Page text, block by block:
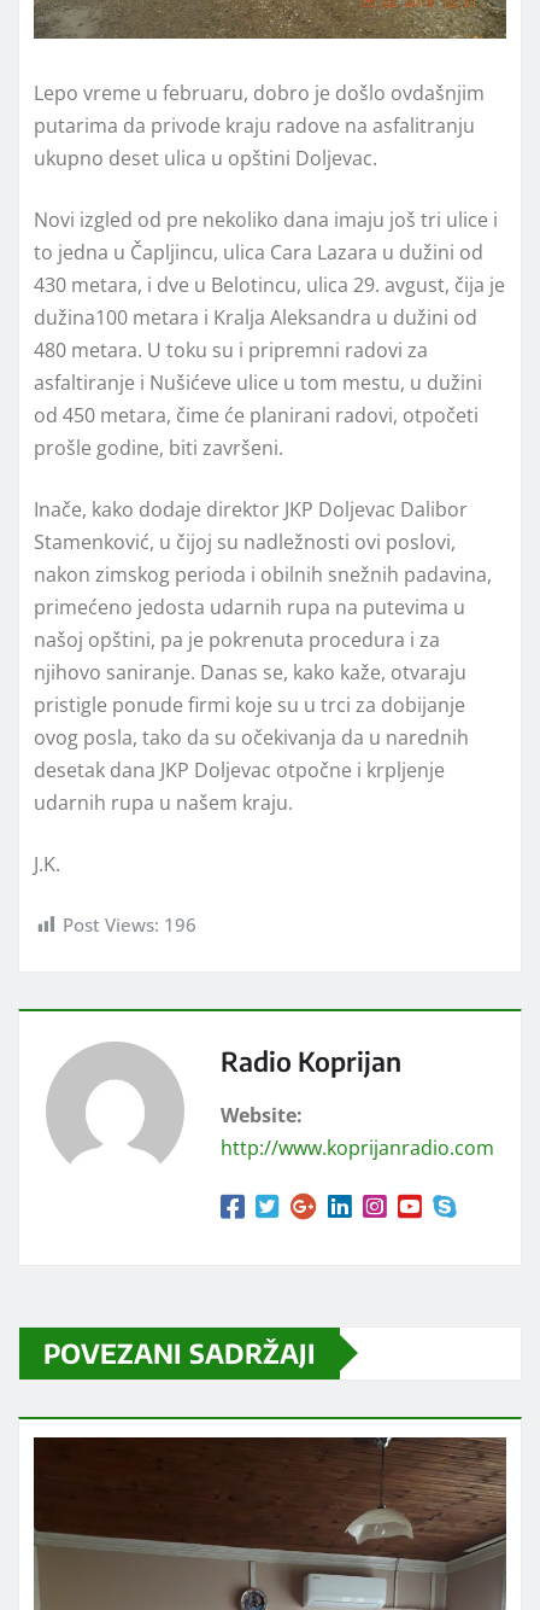
Lepo vreme u februaru, dobro je došlo ovdašnjim
putarima da privode kraju radove na asfalitranju
ukupno deset ulica u opštini Doljevac.
Novi izgled od pre nekoliko dana imaju još tri ulice i
to jedna u Čapljincu, ulica Cara Lazara u dužini od
430 metara, i dve u Belotincu, ulica 29. avgust, čija je
dužina100 metara i Kralja Aleksandra u dužini od
480 metara. U toku su i pripremni radovi za
asfaltiranje i Nušićeve ulice u tom mestu, u dužini
od 450 metara, čime će planirani radovi, otpočeti
prošle godine, biti završeni.
Inače, kako dodaje direktor JKP Doljevac Dalibor
Stamenković, u čijoj su nadležnosti ovi poslovi,
nakon zimskog perioda i obilnih snežnih padavina,
primećeno jedosta udarnih rupa na putevima u
našoj opštini, pa je pokrenuta procedura i za
njihovo saniranje. Danas se, kako kaže, otvaraju
pristigle ponude firmi koje su u trci za dobijanje
ovog posla, tako da su očekivanja da u narednih
desetak dana JKP Doljevac otpočne i krpljenje
udarnih rupa u našem kraju.
J.K.
Post Views: 196
Radio Koprijan
Website:
http://www.koprijanradio.com
POVEZANI SADRŽAJI